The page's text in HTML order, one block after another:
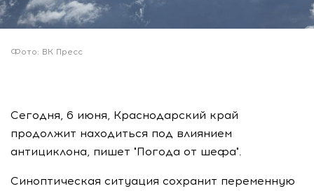
Фото: ВК Пресс
Сегодня, 6 июня, Краснодарский край
продолжит находиться под влиянием
антициклона, пишет "Погода от шефа".
Синоптическая ситуация сохранит переменную